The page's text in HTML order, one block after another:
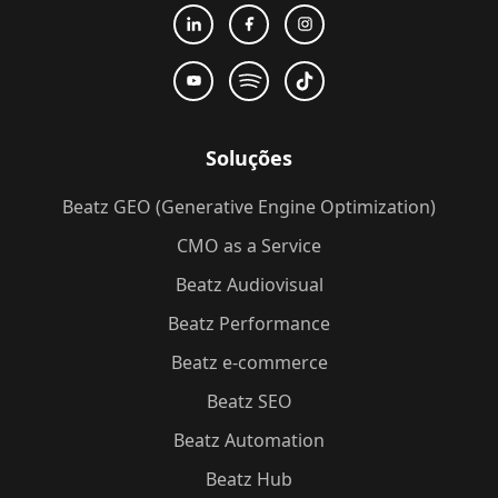
Soluções
Beatz GEO (Generative Engine Optimization)
CMO as a Service
Beatz Audiovisual
Beatz Performance
Beatz e-commerce
Beatz SEO
Beatz Automation
Beatz Hub